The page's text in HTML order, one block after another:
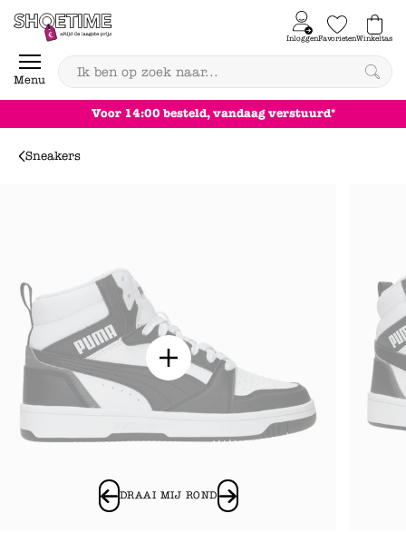
Skip to content
Menu
InloggenFavorietenWinkeltas
0
Voor 14:00 besteld, vandaag verstuurd*
Sneakers
DRAAI MIJ ROND